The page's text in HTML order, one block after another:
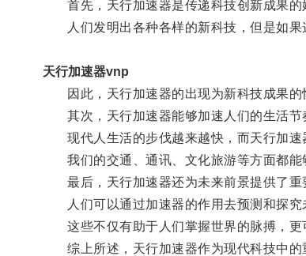
首先，天行加速器是传递科技创新成果的
人们发明出各种各样的新科技，但是如果
天行加速器vnp
因此，天行加速器的出现为新科技成果的
其次，天行加速器能够加速人们的生活节
现代人生活的步伐越来越快，而天行加速
我们的交通、通讯、文化旅游等方面都能
最后，天行加速器还为未来前景提供了重
人们可以通过加速器的作用去预测和探究
这些不仅有助于人们掌握世界的脉搏，更
综上所述，天行加速器作为现代科技中的